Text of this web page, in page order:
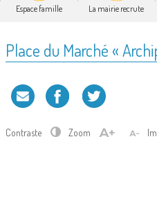
Espace famille La mairie recrute
Place du Marché «
Contraste Zoom